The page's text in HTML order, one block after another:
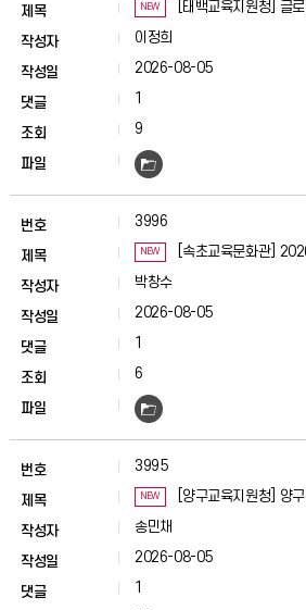
NEW
태백 탄탄 해외 영어캠프 실시
이정희
2026-08-05
1
9
3996
NEW
「손길공방」 보도자료 배포요청
박창수
2026-08-05
1
6
3995
NEW
실천하는 「청렴·안보주간」 운영
송민채
2026-08-05
1